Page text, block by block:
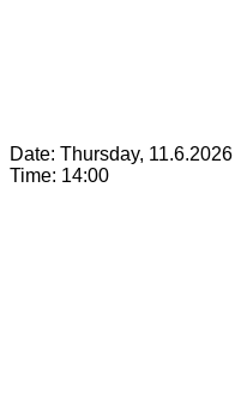
Date: Thursday, 11.6.2026
Time: 14:00